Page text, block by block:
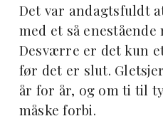
Det var andagtsfuldt
med et så
Desværre er det kun
før det er slut.
år for år, og om ti til
måske forbi.